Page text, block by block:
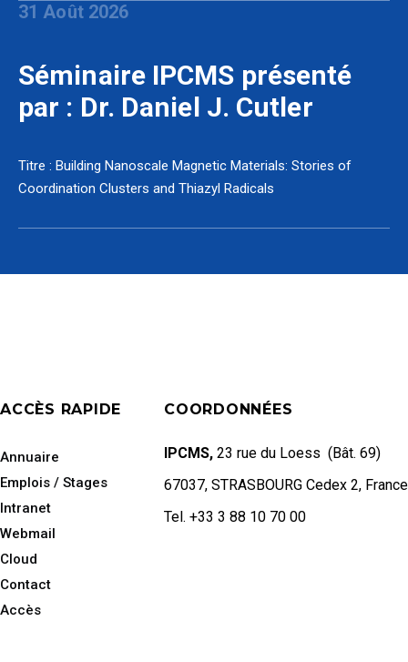
31 Août 2026
Séminaire IPCMS présenté
par : Dr. Daniel J. Cutler
Titre : Building Nanoscale Magnetic Materials: Stories of
Coordination Clusters and Thiazyl Radicals
ACCÈS RAPIDE
Annuaire
Emplois / Stages
Intranet
Webmail
Cloud
Contact
Accès
COORDONNÉES
IPCMS, 23 rue du Loess (Bât. 69)
67037, STRASBOURG Cedex 2, France
Tel. +33 3 88 10 70 00